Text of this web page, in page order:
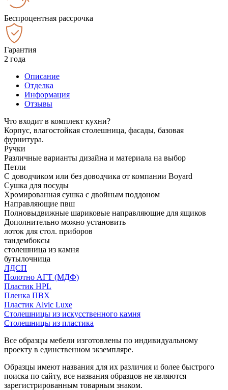
Беспроцентная рассрочка
Гарантия
2 года
Описание
Отделка
Информация
Отзывы
Что входит в комплект кухни?
Корпус, влагостойкая столешница, фасады, базовая
фурнитура.
Ручки
Различные варианты дизайна и материала на выбор
Петли
С доводчиком или без доводчика от компании Boyard
Сушка для посуды
Хромированная сушка с двойным поддоном
Направляющие пвш
Полновыдвижные шариковые направляющие для ящиков
Дополнительно можно установить
лоток для стол. приборов
тандембоксы
столешница из камня
бутылочница
ЛДСП
Полотно АГТ (МДФ)
Пластик HPL
Пленка ПВХ
Пластик Alvic Luxe
Столешницы из искусственного камня
Столешницы из пластика
Все образцы мебели изготовлены по индивидуальному
проекту в единственном экземпляре.
Образцы имеют названия для их различия и более быстрого
поиска по сайту, все названия образцов не являются
зарегистрированным товарным знаком.